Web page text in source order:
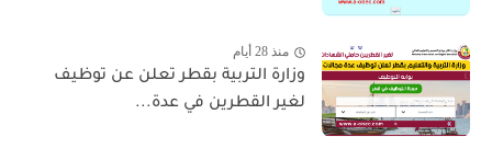
منذ 28 أيام
وزارة التربية بقطر تعلن عن توظيف
لغير القطرين في عدة...